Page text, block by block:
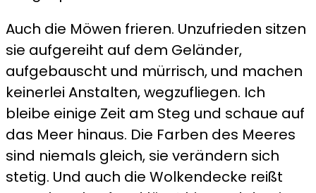
Auch die Möwen frieren. Unzufrieden sitzen
sie aufgereiht auf dem Geländer,
aufgebauscht und mürrisch, und machen
keinerlei Anstalten, wegzufliegen. Ich
bleibe einige Zeit am Steg und schaue auf
das Meer hinaus. Die Farben des Meeres
sind niemals gleich, sie verändern sich
stetig. Und auch die Wolkendecke reißt